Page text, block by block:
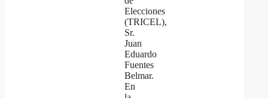
Elecciones
(TRICEL),
Sr.
Juan
Eduardo
Fuentes
Belmar.
En